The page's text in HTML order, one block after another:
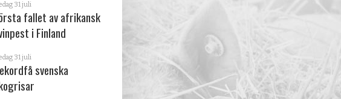
31 juli
fallet av afrikansk
i Finland
31 juli
svenska